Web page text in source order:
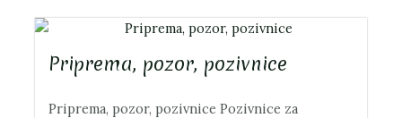
Priprema, pozor, pozivnice
Priprema, pozor, pozivnice Pozivnice za